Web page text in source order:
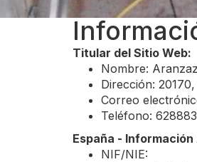
Titular del Sitio Web:
Nombre:
Dirección:
Correo
Teléfono:
España -
NIF/NIE: